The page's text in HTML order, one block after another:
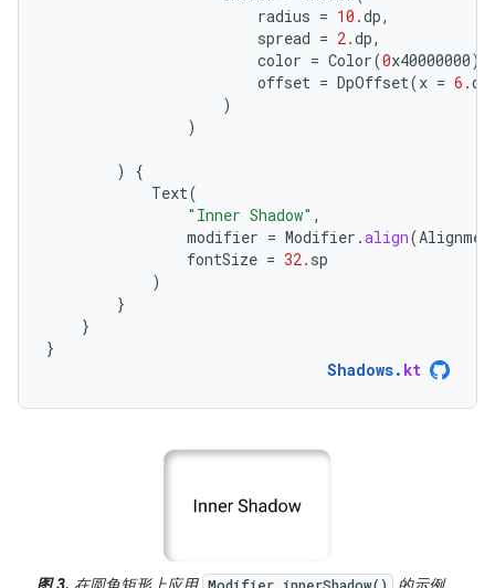
radius = 10.dp,
spread = 2.dp,
color = Color(0x40000000),
offset = DpOffset(x = 6.dp
)
)
)
{
Text(
"Inner Shadow" ,
modifier = Modifier .align(
fontSize = 32. sp
)
}
}
}
Shadows. kt
Modifier.innerShadow()